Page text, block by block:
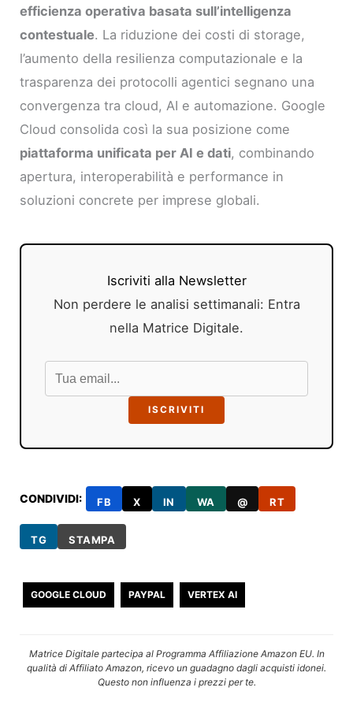
efficienza operativa basata sull’intelligenza
contestuale. La riduzione dei costi di storage,
l’aumento della resilienza computazionale e la
trasparenza dei protocolli agentici segnano una
convergenza tra cloud, AI e automazione. Google
Cloud consolida così la sua posizione come
piattaforma unificata per AI e dati, combinando
apertura, interoperabilità e performance in
soluzioni concrete per imprese globali.
Iscriviti alla Newsletter
Non perdere le analisi settimanali: Entra
nella Matrice Digitale.
ISCRIVITI
CONDIVIDI: FB X IN WA @ RT
TG STAMPA
GOOGLE CLOUD PAYPAL VERTEX AI
Matrice Digitale partecipa al Programma Affiliazione Amazon EU. In
qualità di Affiliato Amazon, ricevo un guadagno dagli acquisti idonei.
Questo non influenza i prezzi per te.